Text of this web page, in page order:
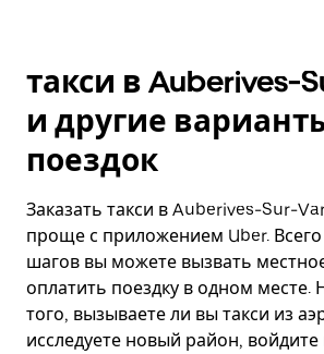
такси в Auberives-
и другие
поездок
Заказать такси в Auberives-Sur-
проще с приложением Uber. Всего
шагов вы можете вызвать
оплатить поездку в одном месте.
того, вызываете ли вы такси из
исследуете новый район, войдите